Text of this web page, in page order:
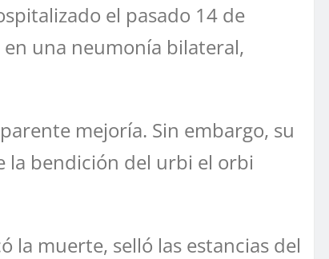
el pasado 14 de
una neumonía bilateral,
mejoría. Sin embargo, su
la bendición del urbi el orbi
la muerte, selló las estancias del